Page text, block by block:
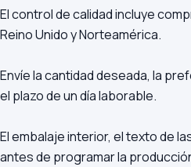
El control de calidad incluye
Reino Unido y Norteamérica.
Envíe la cantidad deseada, la
el plazo de un día laborable.
El embalaje interior, el texto de
antes de programar la